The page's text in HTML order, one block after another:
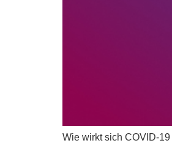
Wie wirkt sich COVID-